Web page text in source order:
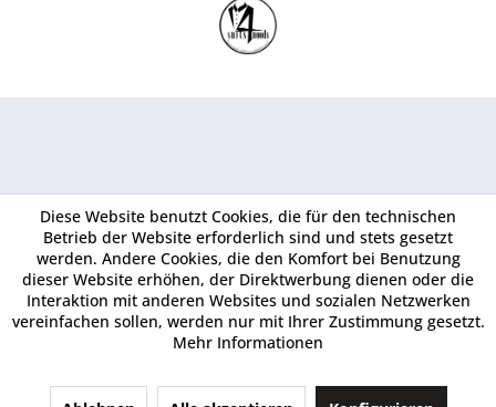
Diese Website benutzt Cookies, die für den technischen
Betrieb der Website erforderlich sind und stets gesetzt
werden. Andere Cookies, die den Komfort bei Benutzung
dieser Website erhöhen, der Direktwerbung dienen oder die
Interaktion mit anderen Websites und sozialen Netzwerken
vereinfachen sollen, werden nur mit Ihrer Zustimmung gesetzt.
Mehr Informationen